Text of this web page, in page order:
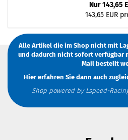
Nur 143,65
143,65 EUR
Alle Artikel die im Shop nicht mit
und dadurch nicht sofort verfügbar
Mailbestellt
Hier erfahren Sie dann auch
Shop powered by Lspeed-